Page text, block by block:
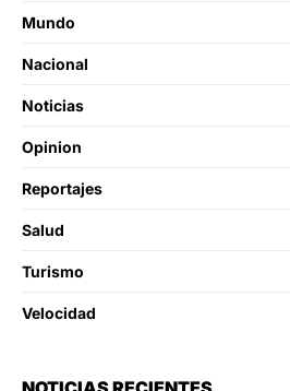
Mundo
Nacional
Noticias
Opinion
Reportajes
Salud
Turismo
Velocidad